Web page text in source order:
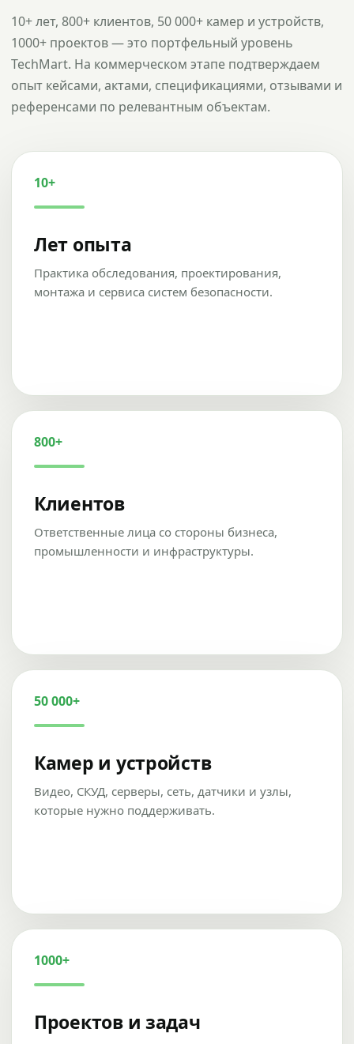
10+ лет, 800+ клиентов, 50 000+ камер и устройств,
1000+ проектов — это портфельный уровень
TechMart. На коммерческом этапе подтверждаем
опыт кейсами, актами, спецификациями, отзывами и
референсами по релевантным объектам.
10+
Лет опыта
Практика обследования, проектирования,
монтажа и сервиса систем безопасности.
800+
Клиентов
Ответственные лица со стороны бизнеса,
промышленности и инфраструктуры.
50 000+
Камер и устройств
Видео, СКУД, серверы, сеть, датчики и узлы,
которые нужно поддерживать.
1000+
Проектов и задач